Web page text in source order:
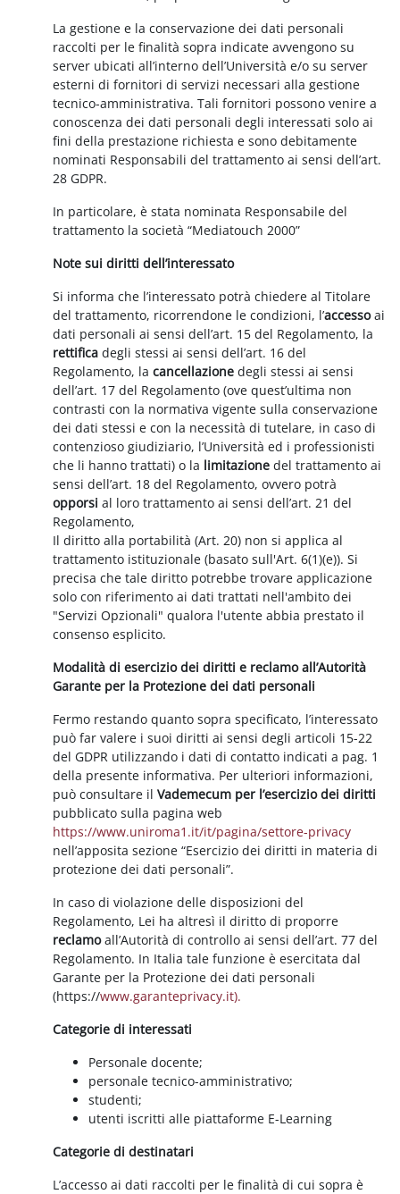
La gestione e la conservazione dei dati personali
raccolti per le finalità sopra indicate avvengono su
server ubicati all’interno dell’Università e/o su server
esterni di fornitori di servizi necessari alla gestione
tecnico-amministrativa. Tali fornitori possono venire a
conoscenza dei dati personali degli interessati solo ai
fini della prestazione richiesta e sono debitamente
nominati Responsabili del trattamento ai sensi dell’art.
28 GDPR.
In particolare, è stata nominata Responsabile del
trattamento la società “Mediatouch 2000”
Note sui diritti dell’interessato
Si informa che l’interessato potrà chiedere al Titolare
del trattamento, ricorrendone le condizioni, l’accessoai
dati personali ai sensi dell’art. 15 del Regolamento, la
rettificadegli stessi ai sensi dell’art. 16 del
Regolamento, lacancellazione degli stessi ai sensi
dell’art. 17 del Regolamento (ove quest’ultima non
contrasti con la normativa vigente sulla conservazione
dei dati stessi e con la necessità di tutelare, in caso di
contenzioso giudiziario, l’Università ed i professionisti
che li hanno trattati) o la limitazione del trattamento ai
sensi dell’art. 18 del Regolamento, ovvero potrà
opporsi al loro trattamento ai sensi dell’art. 21 del
Regolamento,
Il diritto alla portabilità (Art. 20) non si applica al
trattamento istituzionale (basato sull'Art. 6(1)(e)). Si
precisa che tale diritto potrebbe trovare applicazione
solo con riferimento ai dati trattati nell'ambito dei
"Servizi Opzionali" qualora l'utente abbia prestato il
consenso esplicito.
Modalità di esercizio dei diritti e reclamo all’Autorità
Garante per la Protezione dei dati personali
Fermo restando quanto sopra specificato, l’interessato
può far valere i suoi diritti ai sensi degli articoli 15-22
del GDPR utilizzando i dati di contatto indicati a pag. 1
della presente informativa. Per ulteriori informazioni,
può consultare ilVademecum per l’esercizio dei diritti
pubblicato sulla pagina web
https://www.uniroma1.it/it/pagina/settore-privacy
nell’apposita sezione “Esercizio dei diritti in materia di
protezione dei dati personali”.
In caso di violazione delle disposizioni del
Regolamento, Lei ha altresì il diritto di proporre
reclamoall’Autorità di controllo ai sensi dell’art. 77 del
Regolamento. In Italia tale funzione è esercitata dal
Garante per la Protezione dei dati personali
(https://www.garanteprivacy.it).
Categorie di interessati
Personale docente;
personale tecnico-amministrativo;
studenti;
utenti iscritti alle piattaforme E-Learning
Categorie di destinatari
L’accesso ai dati raccolti per le finalità di cui sopra è